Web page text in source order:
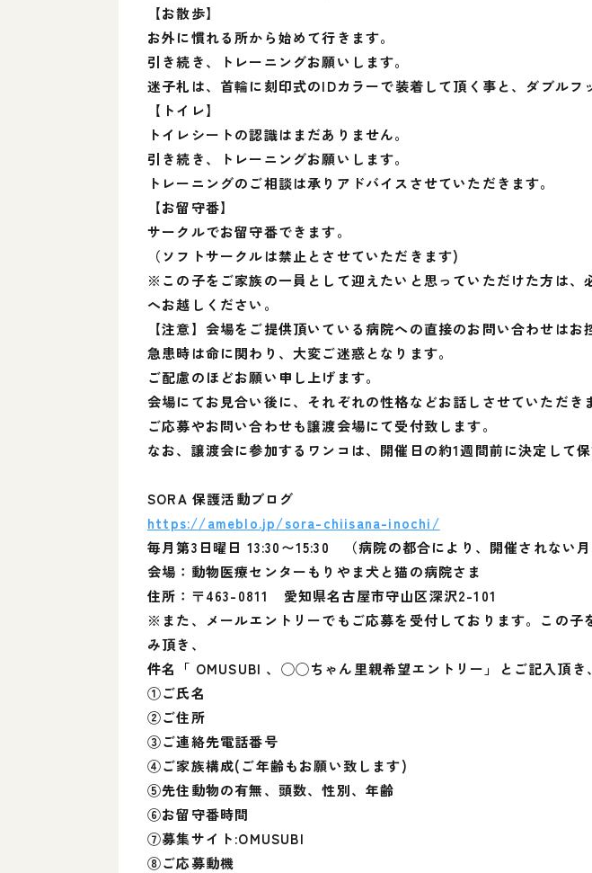
【お散歩】
お外に慣れる所から始めて行きます。
引き続き、トレーニングお願いします。
迷子札は、首輪に刻印式のIDカラーで装着して頂く事と、ダブルフ
【トイレ】
トイレシートの認識はまだありません。
引き続き、トレーニングお願いします。
トレーニングのご相談は承りアドバイスさせていただきます。
【お留守番】
サークルでお留守番できます。
（ソフトサークルは禁止とさせていただきます)
※この子をご家族の一員として迎えたいと思っていただけた方は
へお越しください。
【注意】会場をご提供頂いている病院への直接のお問い合わせはお
急患時は命に関わり、大変ご迷惑となります。
ご配慮のほどお願い申し上げます。
会場にてお見合い後に、それぞれの性格などお話しさせていただき
ご応募やお問い合わせも譲渡会場にて受付致します。
なお、譲渡会に参加するワンコは、開催日の約1週間前に決定して
SORA 保護活動ブログ
https://ameblo.jp/sora-chiisana-inochi/
毎月第3日曜日 13:30〜15:30 （病院の都合により、開催されない月
会場：動物医療センターもりやま犬と猫の病院さま
住所：〒463-0811 愛知県名古屋市守山区深沢2-101
※また、メールエントリーでもご応募を受付しております。この
み頂き、
件名「 OMUSUBI 、◯◯ちゃん里親希望エントリー」とご記入頂き
①ご氏名
②ご住所
③ご連絡先電話番号
④ご家族構成(ご年齢もお願い致します)
⑤先住動物の有無、頭数、性別、年齢
⑥お留守番時間
⑦募集サイト:OMUSUBI
⑧ご応募動機